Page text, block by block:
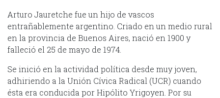
Arturo Jauretche fue un hijo de vascos
entrañablemente argentino. Criado en un medio rural
en la provincia de Buenos Aires, nació en 1900 y
falleció el 25 de mayo de 1974.
Se inició en la actividad política desde muy joven,
adhiriendo a la Unión Cívica Radical (UCR) cuando
ésta era conducida por Hipólito Yrigoyen. Por su